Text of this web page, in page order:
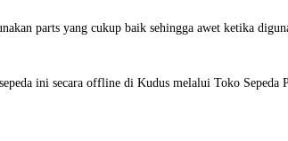
parts yang cukup baik sehingga awet ketika
ini secara offline di Kudus melalui Toko Sepeda